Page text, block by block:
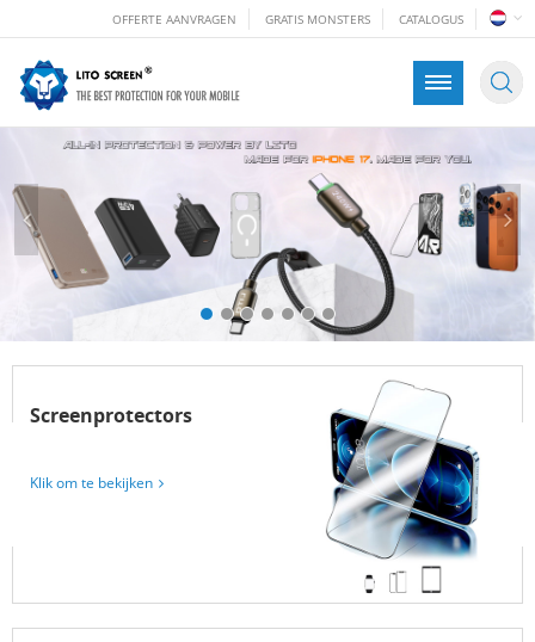
OFFERTE AANVRAGEN GRATIS MONSTERS CATALOGUS
Screenprotectors
Klik om te bekijken